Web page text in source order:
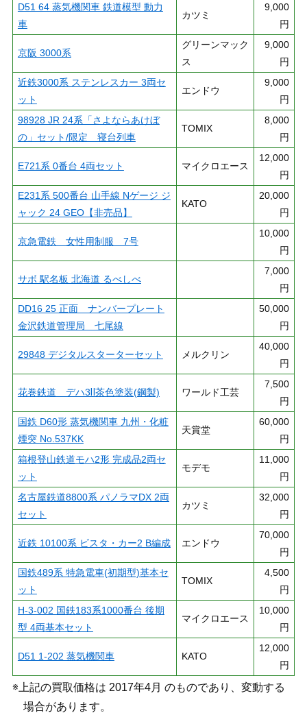
D51 64 蒸気機関車 鉄道模型 動力
車
カツミ
9,000
円
京阪 3000系
グリーンマック
ス
9,000
円
近鉄3000系 ステンレスカー 3両セ
ット
エンドウ
9,000
円
98928 JR 24系「さよならあけぼ
の」セット/限定 寝台列車
TOMIX
8,000
円
E721系 0番台 4両セット マイクロエース
12,000
円
E231系 500番台 山手線 Nゲージ ジ
ャック 24 GEO【非売品】
KATO
20,000
円
京急電鉄 女性用制服 7号
10,000
円
サボ 駅名板 北海道 るべしべ
7,000
円
DD16 25 正面 ナンバープレート
金沢鉄道管理局 七尾線
50,000
円
29848 デジタルスターターセット メルクリン
40,000
円
花巻鉄道 デハ3Ⅱ茶色塗装(鋼製) ワールド工芸
7,500
円
国鉄 D60形 蒸気機関車 九州・化粧
煙突 No.537KK
天賞堂
60,000
円
箱根登山鉄道モハ2形 完成品2両セ
ット
モデモ
11,000
円
名古屋鉄道8800系 パノラマDX 2両
セット
カツミ
32,000
円
近鉄 10100系 ビスタ・カー2 B編成 エンドウ
70,000
円
国鉄489系 特急電車(初期型)基本セ
ット
TOMIX
4,500
円
H-3-002 国鉄183系1000番台 後期
型 4両基本セット
マイクロエース
10,000
円
D51 1-202 蒸気機関車 KATO
12,000
円
※上記の買取価格は 2017年4月 のものであり、変動する
場合があります。